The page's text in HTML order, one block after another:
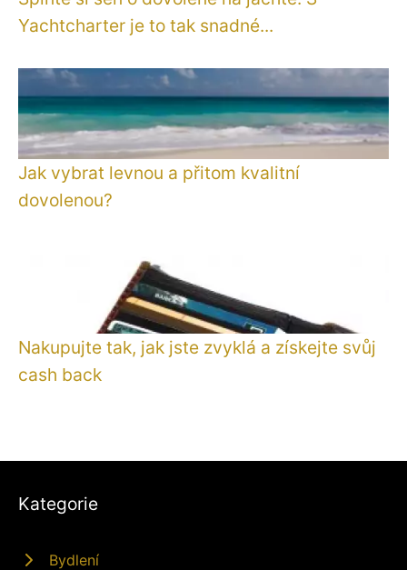
Yachtcharter je to tak snadné...
Jak vybrat levnou a přitom kvalitní
dovolenou?
Nakupujte tak, jak jste zvyklá a získejte svůj
cash back
Kategorie
Bydlení